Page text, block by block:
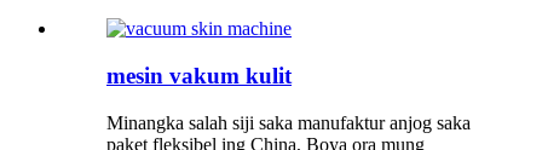
mesin vakum kulit
Minangka salah siji saka manufaktur anjog saka
paket fleksibel ing China, Boya ora mung